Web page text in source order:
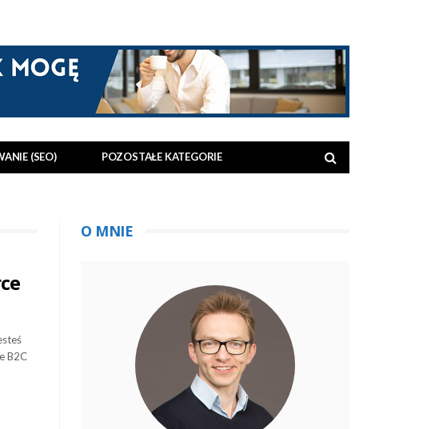
(SEO) POZOSTAŁE KATEGORIE
B2C
O MNIE